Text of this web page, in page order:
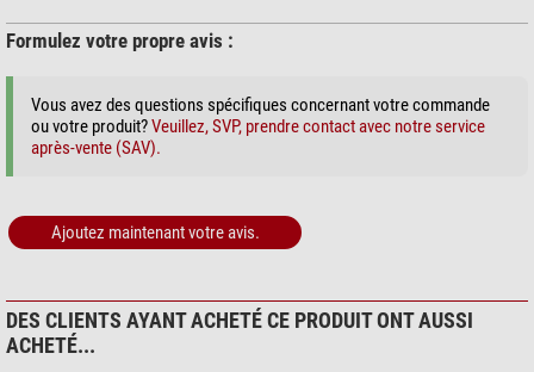
Voyages et sports
non recommandé
Pratique de la voile
Observation d'oiseaux
bon
Omegon Ensemble trépied
Outdoor (2)
22,90 $*
+ Afficher plus d'accessoires dans cette catégorie: 1
Formulez votre propre avis :
Vous avez des questions spécifiques concernant votre commande
ou votre produit?Veuillez, SVP, prendre contact avec notre service
après-vente (SAV).
Ajoutez maintenant votre avis.
DES CLIENTS AYANT ACHETÉ CE PRODUIT ONT AUSSI
ACHETÉ...